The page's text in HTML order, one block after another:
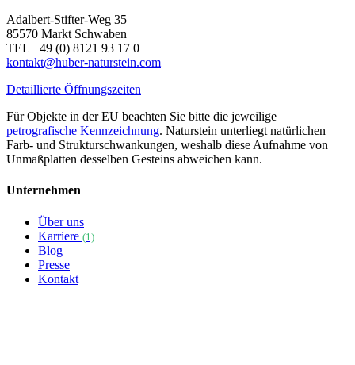
Adalbert-Stifter-Weg 35
85570 Markt Schwaben
TEL +49 (0) 8121 93 17 0
kontakt@huber-naturstein.com
Detaillierte Öffnungszeiten
Für Objekte in der EU beachten Sie bitte die jeweilige
petrografische Kennzeichnung. Naturstein unterliegt natürlichen
Farb- und Strukturschwankungen, weshalb diese Aufnahme von
Unmaßplatten desselben Gesteins abweichen kann.
Unternehmen
Über uns
Karriere (1)
Blog
Presse
Kontakt